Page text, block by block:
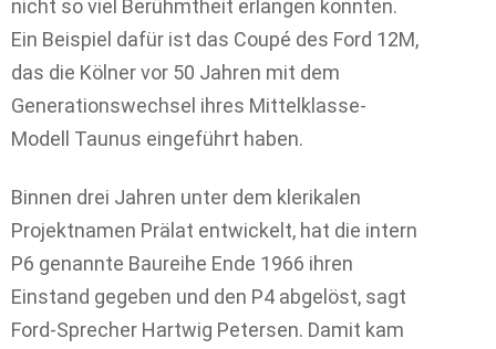
nicht so viel Berühmtheit erlangen konnten.
Ein Beispiel dafür ist das Coupé des Ford 12M,
das die Kölner vor 50 Jahren mit dem
Generationswechsel ihres Mittelklasse-
Modell Taunus eingeführt haben.
Binnen drei Jahren unter dem klerikalen
Projektnamen Prälat entwickelt, hat die intern
P6 genannte Baureihe Ende 1966 ihren
Einstand gegeben und den P4 abgelöst, sagt
Ford-Sprecher Hartwig Petersen. Damit kam